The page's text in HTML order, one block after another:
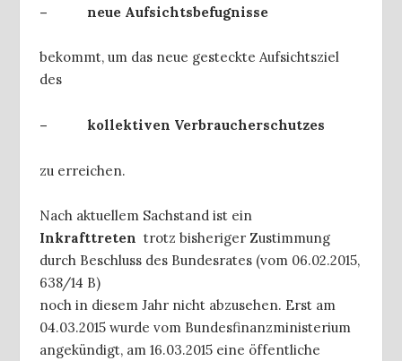
– neue Aufsichtsbefugnisse
bekommt, um das neue gesteckte Aufsichtsziel
des
– kollektiven Verbraucherschutzes
zu erreichen.
Nach aktuellem Sachstand ist ein
Inkrafttreten trotz bisheriger Zustimmung
durch Beschluss des Bundesrates (vom 06.02.2015,
638/14 B)
noch in diesem Jahr nicht abzusehen. Erst am
04.03.2015 wurde vom Bundesfinanzministerium
angekündigt, am 16.03.2015 eine öffentliche